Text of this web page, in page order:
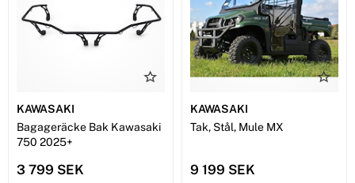
KAWASAKI
Bagageräcke Bak Kawasaki
750 2025+
3 799 SEK
KAWASAKI
Tak, Stål, Mule MX
9 199 SEK